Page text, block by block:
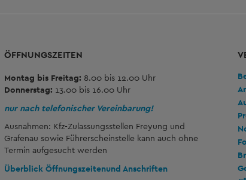
ÖFFNUNGSZEITEN
Montag bis Freitag: 8.00 bis 12.00 Uhr
Donnerstag: 13.00 bis 16.00 Uhr
nur nach telefonischer Vereinbarung!
Ausnahmen: Kfz-Zulassungsstellen Freyung und
Grafenau sowie Führerscheinstelle kann auch ohne
Termin aufgesucht werden
Überblick Öffnungszeitenund Anschriften